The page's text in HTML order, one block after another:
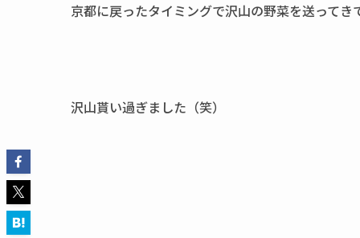
京都に戻ったタイミングで沢山の野菜を送ってき
沢山貰い過ぎました（笑）